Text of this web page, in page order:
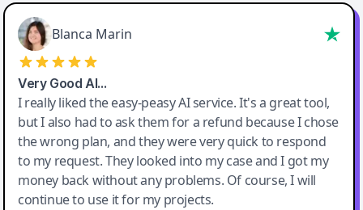
Blanca Marin
Very Good AI…
I really liked the easy-peasy AI service. It's a great tool,
but I also had to ask them for a refund because I chose
the wrong plan, and they were very quick to respond
to my request. They looked into my case and I got my
money back without any problems. Of course, I will
continue to use it for my projects.